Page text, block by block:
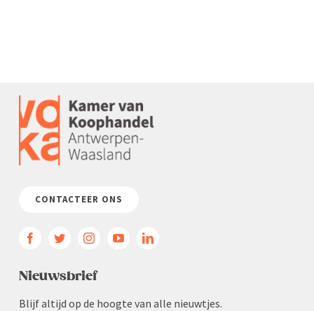
CONTACTEER ONS
Nieuws­brief
Blijf altijd op de hoogte van alle nieuwtjes.